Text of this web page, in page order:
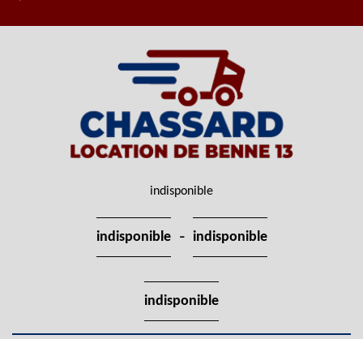
indisponible
indisponible - indisponible
indisponible